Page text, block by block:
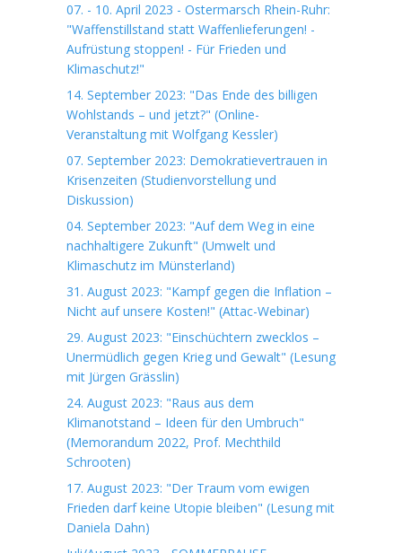
07. - 10. April 2023 - Ostermarsch Rhein-Ruhr:
"Waffenstillstand statt Waffenlieferungen! -
Aufrüstung stoppen! - Für Frieden und
Klimaschutz!"
14. September 2023: "Das Ende des billigen
Wohlstands – und jetzt?" (Online-
Veranstaltung mit Wolfgang Kessler)
07. September 2023: Demokratievertrauen in
Krisenzeiten (Studienvorstellung und
Diskussion)
04. September 2023: "Auf dem Weg in eine
nachhaltigere Zukunft" (Umwelt und
Klimaschutz im Münsterland)
31. August 2023: "Kampf gegen die Inflation –
Nicht auf unsere Kosten!" (Attac-Webinar)
29. August 2023: "Einschüchtern zwecklos –
Unermüdlich gegen Krieg und Gewalt" (Lesung
mit Jürgen Grässlin)
24. August 2023: "Raus aus dem
Klimanotstand – Ideen für den Umbruch"
(Memorandum 2022, Prof. Mechthild
Schrooten)
17. August 2023: "Der Traum vom ewigen
Frieden darf keine Utopie bleiben" (Lesung mit
Daniela Dahn)